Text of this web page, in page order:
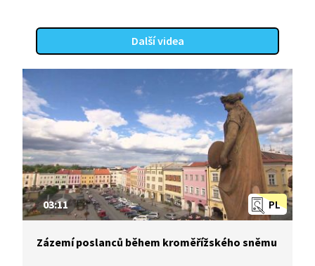
Další videa
PL
03:11
Zázemí poslanců během kroměřížského sněmu